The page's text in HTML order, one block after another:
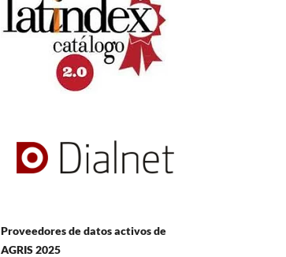
Proveedores de datos activos de
AGRIS 2025